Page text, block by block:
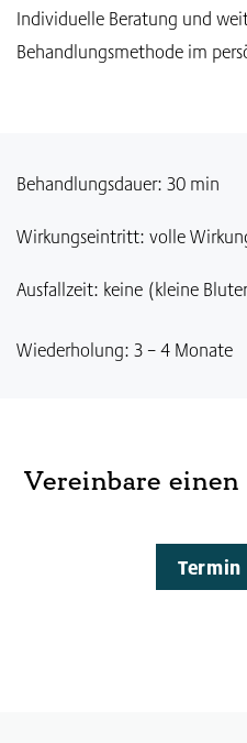
Individuelle Beratung und
Behandlungsmethode im
Behandlungsdauer: 30 min
Wirkungseintritt: volle
Ausfallzeit: keine (kleine
Wiederholung: 3 – 4 Monate
Vereinbare